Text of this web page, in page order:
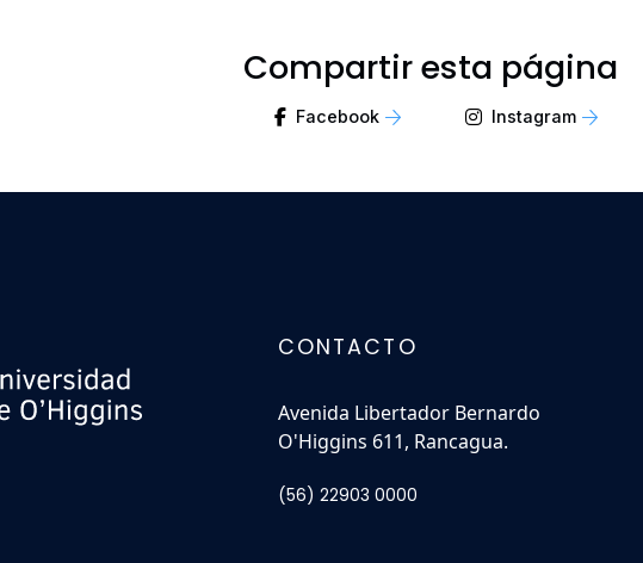
Compartir esta página
Facebook Instagram
CONTACTO
Avenida Libertador Bernardo
O'Higgins 611, Rancagua.
(56) 22903 0000